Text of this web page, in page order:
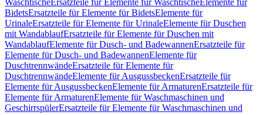
WaschtischeErsatzteile für Elemente für WaschtischeElemente für
BidetsErsatzteile für Elemente für BidetsElemente für
UrinaleErsatzteile für Elemente für UrinaleElemente für Duschen
mit WandablaufErsatzteile für Elemente für Duschen mit
WandablaufElemente für Dusch- und BadewannenErsatzteile für
Elemente für Dusch- und BadewannenElemente für
DuschtrennwändeErsatzteile für Elemente für
DuschtrennwändeElemente für AusgussbeckenErsatzteile für
Elemente für AusgussbeckenElemente für ArmaturenErsatzteile für
Elemente für ArmaturenElemente für Waschmaschinen und
GeschirrspülerErsatzteile für Elemente für Waschmaschinen und